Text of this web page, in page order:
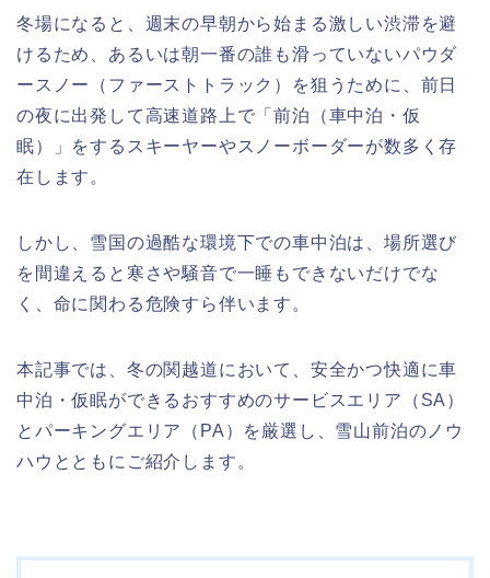
冬場になると、週末の早朝から始まる激しい渋滞を避
けるため、あるいは朝一番の誰も滑っていないパウダ
ースノー（ファーストトラック）を狙うために、前日
の夜に出発して高速道路上で「前泊（車中泊・仮
眠）」をするスキーヤーやスノーボーダーが数多く存
在します。
しかし、雪国の過酷な環境下での車中泊は、場所選び
を間違えると寒さや騒音で一睡もできないだけでな
く、命に関わる危険すら伴います。
本記事では、冬の関越道において、安全かつ快適に車
中泊・仮眠ができるおすすめのサービスエリア（SA）
とパーキングエリア（PA）を厳選し、雪山前泊のノウ
ハウとともにご紹介します。